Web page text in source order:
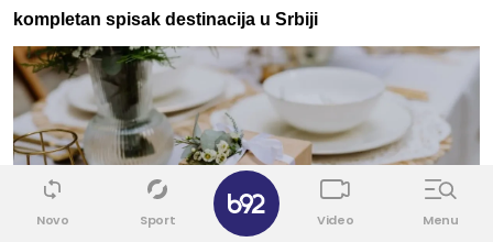
kompletan spisak destinacija u Srbiji
Novo Sport Video Menu
✕